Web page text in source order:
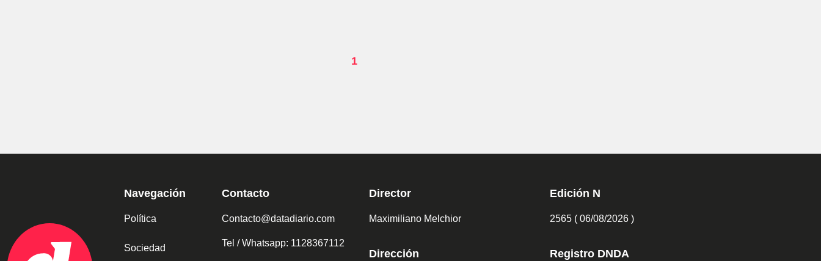
1
Navegación
Política
Sociedad
Contacto
Contacto@datadiario.com
Tel / Whatsapp: 1128367112
Director
Maximiliano Melchior
Dirección
Edición N
2565 ( 06/08/2026 )
Registro DNDA